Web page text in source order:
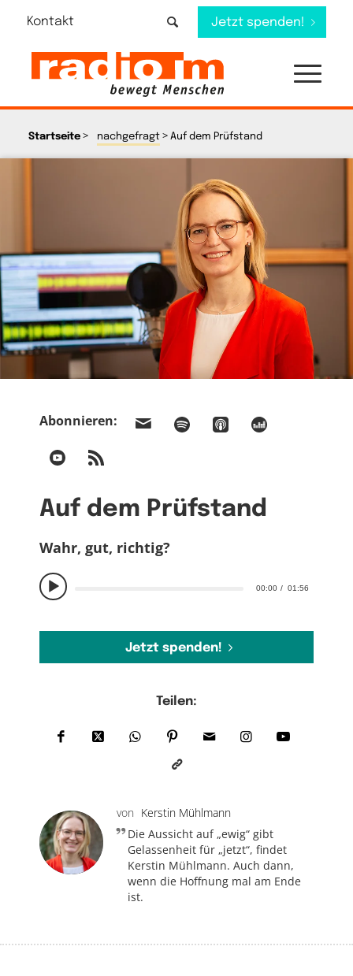
Kontakt Jetzt spenden!
Startseite> nachgefragt> Auf dem Prüfstand
Abonnieren:
Auf dem Prüfstand
00:00 01:56
Wahr, gut, richtig?
Jetzt spenden!
Teilen:
von Kerstin Mühlmann
Die Aussicht auf „ewig“ gibt
Gelassenheit für „jetzt“, findet
Kerstin Mühlmann. Auch dann,
wenn die Hoffnung mal am Ende
ist.